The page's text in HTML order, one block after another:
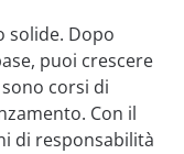
solide. Dopo
puoi crescere
corsi di
Con il
di responsabilità